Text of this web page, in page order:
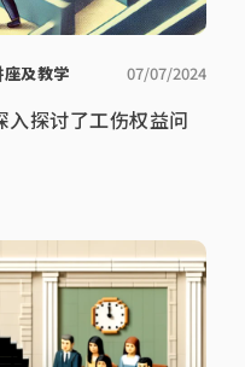
及教学 07/07/2024
入探讨了工伤权益问